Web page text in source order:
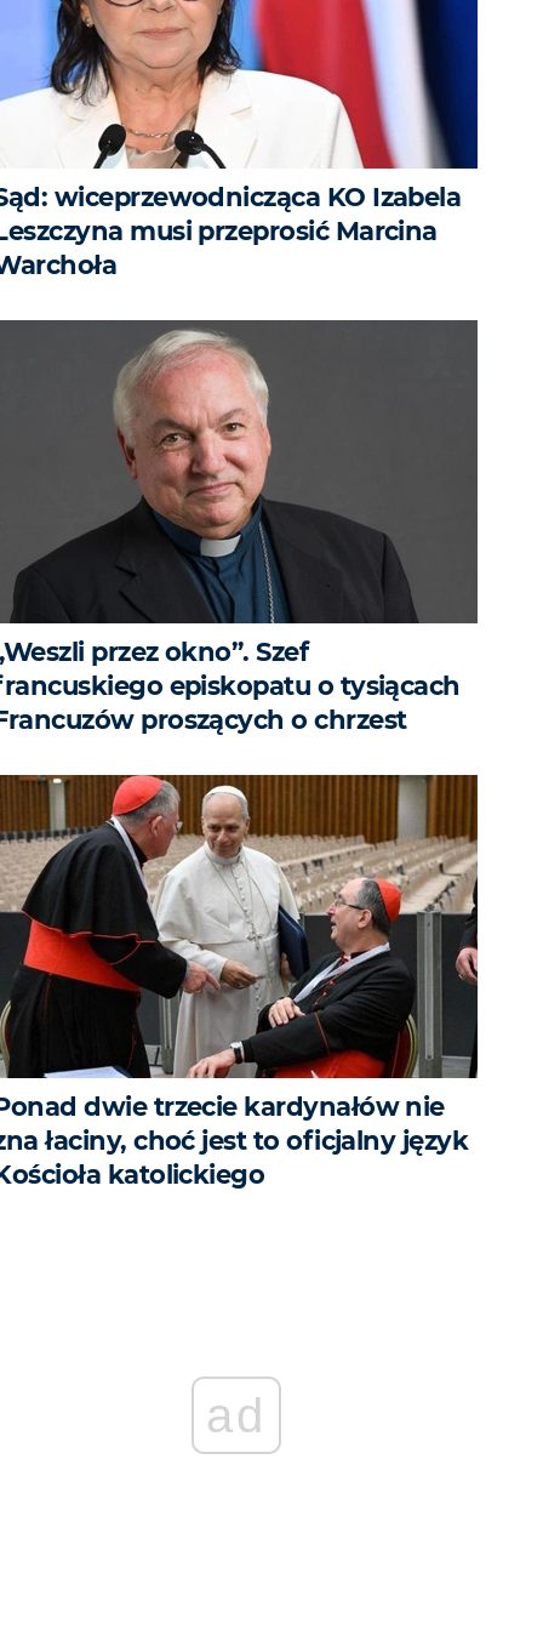
wiceprzewodnicząca KO Izabela
musi przeprosić Marcina
przez okno”. Szef
episkopatu o tysiącach
proszących o chrzest
dwie trzecie kardynałów nie
łaciny, choć jest to oficjalny język
katolickiego
ad